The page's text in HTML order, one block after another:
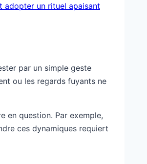
adopter un rituel apaisant
par un simple geste
ou les regards fuyants ne
en question. Par exemple,
ces dynamiques requiert